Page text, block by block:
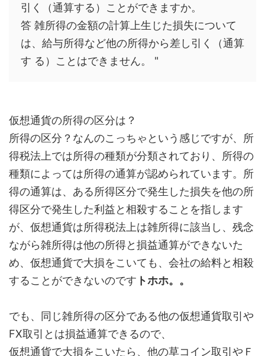
引く（通算する）ことができますか。
答 雑所得の金額の計算上生じた損失について
は、給与所得など他の所得から差し引く（通算
す る）ことはできません。 "
仮想通貨の所得の区分は？
所得の区分？なんのこっちゃという感じですが、所
得税法上では所得の種類が分類されており、所得の
種類によっては所得の通算が認められています。所
得の通算は、ある所得区分で発生した損失を他の所
得区分で発生した利益と相殺することを指します
が、仮想通貨は所得税法上は雑所得に該当し、残念
ながら雑所得は他の所得と損益通算ができないた
め、仮想通貨で大損をこいても、会社の給料と相殺
することができないのです トホホ。。
でも、同じ雑所得の区分である他の仮想通貨取引や
FX取引とは損益通算できるので、
仮想通貨で大損をこいたら、他の草コイン取引やＦ